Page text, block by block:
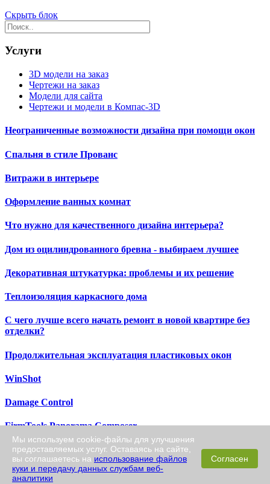
Скрыть блок
Услуги
3D модели на заказ
Чертежи на заказ
Модели для сайта
Чертежи и модели в Компас-3D
Неограниченные возможности дизайна при помощи окон
Спальня в стиле Прованс
Витражи в интерьере
Оформление ванных комнат
Что нужно для качественного дизайна интерьера?
Дом из оцилиндрованного бревна - выбираем лучшее
Декоративная штукатурка: проблемы и их решение
Теплоизоляция каркасного дома
С чего лучше всего начать ремонт в новой квартире без
отделки?
Продолжительная эксплуатация пластиковых окон
WinShot
Damage Control
FirmTools Panorama Composer
progeCAM
AutoCAD MEP
Мы используем cookie-файлы для улучшения
предоставляемых услуг. Оставаясь на сайте,
вы соглашаетесь на использование файлов
куки и передачу данных службам веб-
аналитики
Согласен